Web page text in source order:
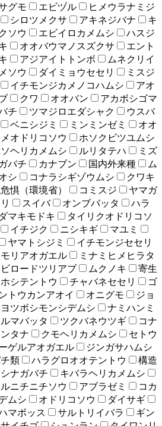
グモ エビヅル
ヒメウラナミジ
シロツメクサ アキネジバナ
キ
ソウ エビイロカメムシ
ハスジ
オオバウマノスズクサ
エント
アジアイトトンボ
ムネクリイ
ソウ ダイミョウセセリ
ミスジ
イチモンジカメノコハムシ
アオ
クワ オオバン
アカボシゴマ
チ ツマジロエダシャク
ウスバ
ベニシジミ ミンミンゼミ
オオ
メオドリコソウ
ホソクビツユムシ
ヘリカメムシ ルリタテハ
ミズ
バチ カナブン 国内外来種
ム
シ コナラシギゾウムシ
クワキ
惧（環境省） コミスジ
ヤマガ
スイバ オンブバッタ
ハラ
マキモドキ
タイリクオドリコソ
イチジク ニシキギ
マユミ
ヤマトシジミ
イチモンジセセリ
モリアオガエル
ミナミヒメヒラタ
ビロードツリアブ ムクノキ
寄生
シテントウ チャバネセセリ
ゴ
トウカンアオイ オニグモ
ジョ
ヨツボシモンシデムシ
ナミハンミ
マバッタ ツクバネウツギ
コナ
タナ クモヘリカメムシ
セトウ
ゲルアオガエル
ジンガサハムシ
類 ハラグロオオテントウ
構造
ナガバチ
キバラヘリカメムシ
ニチニチソウ アブラゼミ
コカ
ムシ オドリコソウ
ダイサギ
マボッス サルトリイバラ
ギン